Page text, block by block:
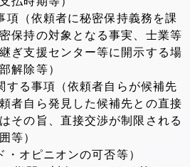
項（依頼者に秘密保持義務を課
保持の対象となる事実、士業等
ぎ支援センター等に開示する場
解除等）
する事項（依頼者自らが候補先
者自ら発見した候補先との直接
その旨、直接交渉が制限される
等）
オピニオンの可否等）